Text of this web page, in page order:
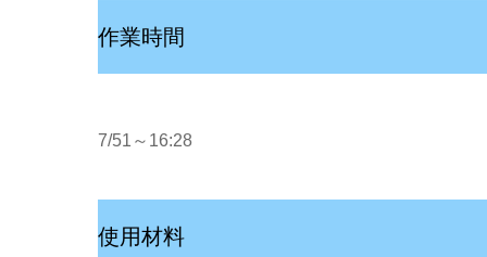
作業時間
7/51～16:28
使用材料